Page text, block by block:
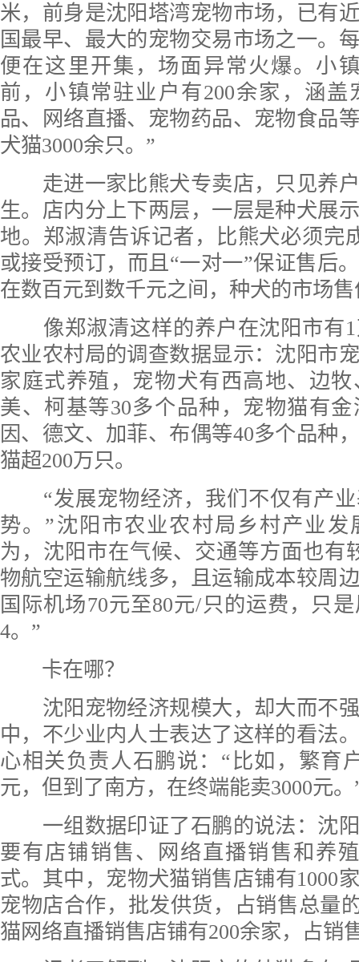
米，前身是沈阳塔湾宠物市场，已有
国最早、最大的宠物交易市场之一。
便在这里开集，场面异常火爆。小
前，小镇常驻业户有200余家，涵盖
品、网络直播、宠物药品、宠物食品
犬猫3000余只。”
走进一家比熊犬专卖店，只见养户
生。店内分上下两层，一层是种犬展
地。郑淑清告诉记者，比熊犬必须完
或接受预订，而且“一对一”保证售后
在数百元到数千元之间，种犬的市场
像郑淑清这样的养户在沈阳市有1
农业农村局的调查数据显示：沈阳市
家庭式养殖，宠物犬有西高地、边
美、柯基等30多个品种，宠物猫有
因、德文、加菲、布偶等40多个品种
猫超200万只。
“发展宠物经济，我们不仅有产业
势。”沈阳市农业农村局乡村产业发
为，沈阳市在气候、交通等方面也有
物航空运输航线多，且运输成本较周
国际机场70元至80元/只的运费，只
4。”
卡在哪？
沈阳宠物经济规模大，却大而不强
中，不少业内人士表达了这样的看法
心相关负责人石鹏说：“比如，繁育
元，但到了南方，在终端能卖3000元。
一组数据印证了石鹏的说法：沈阳
要有店铺销售、网络直播销售和养
式。其中，宠物犬猫销售店铺有1000
宠物店合作，批发供货，占销售总量
猫网络直播销售店铺有200余家，占销